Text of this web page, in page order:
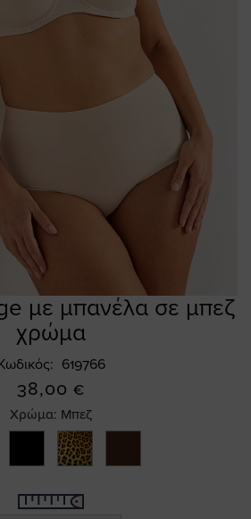
με μπανέλα σε μπεζ
χρώμα
619766
38,00 €
Χρώμα: Μπεζ